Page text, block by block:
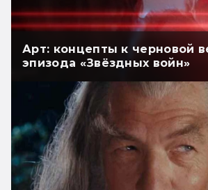
Арт: концепты к черновой
эпизода «Звёздных войн»